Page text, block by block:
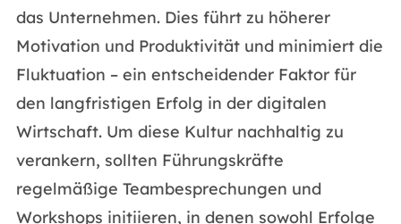
das Unternehmen. Dies führt zu höherer
Motivation und Produktivität und minimiert die
Fluktuation – ein entscheidender Faktor für
den langfristigen Erfolg in der digitalen
Wirtschaft. Um diese Kultur nachhaltig zu
verankern, sollten Führungskräfte
regelmäßige Teambesprechungen und
Workshops initiieren, in denen sowohl Erfolge